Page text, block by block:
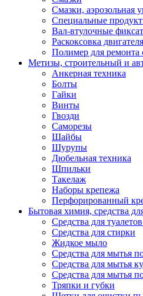
Смазки, аэрозольная
Специальные
Вал-втулочные
Раскоксовка двигателя
Полимер для ремонта
Метизы, строительный и
Анкерная техника
Болты
Гайки
Винты
Гвозди
Саморезы
Шайбы
Шурупы
Дюбельная техника
Шпильки
Такелаж
Наборы крепежа
Перфорированный
Бытовая химия, средства
Средства для
Средства для стирки
Жидкое мыло
Средства для мытья
Средства для мытья
Средства для мытья
Тряпки и губки